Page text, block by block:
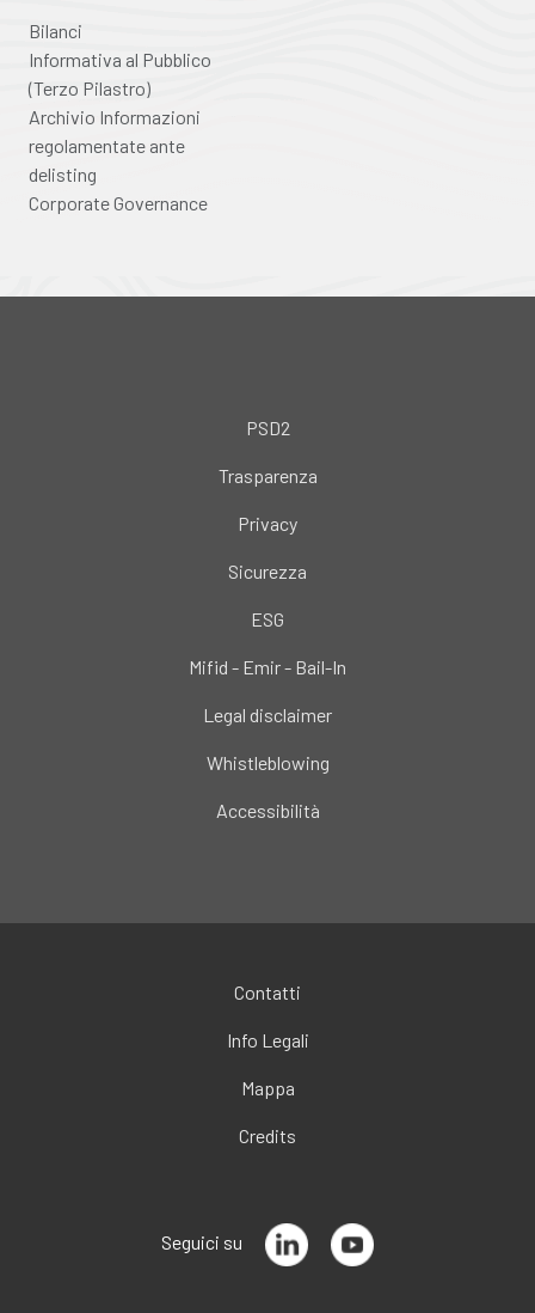
Bilanci
Informativa al Pubblico
(Terzo Pilastro)
Archivio Informazioni
regolamentate ante
delisting
Corporate Governance
PSD2
Trasparenza
Privacy
Sicurezza
ESG
Mifid - Emir - Bail-In
Legal disclaimer
Whistleblowing
Accessibilità
Contatti
Info Legali
Mappa
Credits
Seguici su